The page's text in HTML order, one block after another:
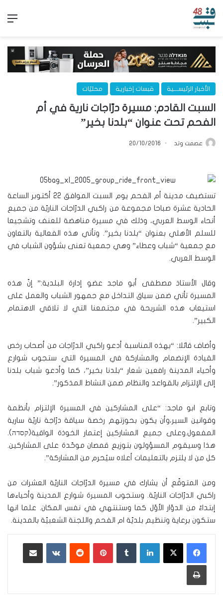
الأخبار الرئيســـية قبسات إخبارية محليّات
السبت القادم: مسيرة درّاجات نارية في أم
الفحم تحت عنوان “بلدنا بخير”
عصمت وتد 20/10/2016
تستضيف مدينة أم الفحم يوم السبت الموافق 22 أكتوبر الساعة
الحادية عشرة صباحا مجموعة من راكبي الدرّاجات الناريّة من جميع
أنحاء الوسط العربي، وذلك في مسيرة مناهضة للعنف وتشجيعا
للسلم الأهلي بعنوان “بلدنا بخير”. وتأتي هذه الفعالية بالتعاون
مع جمعية “شباب وعطاء” وهي جمعية تعنى بشؤون الشباب في
الوسط العربي.
وقال الأستاذ مصطفى أبو ماجد عضو إدارة البلدية:” إنّ هذه
المسيرة تأتي ضمن سياق التداخل مع جمهور الشباب والعمل على
استيعاب هذه الشريحة في مجتمعنا التي لا تلاقي الاهتمام
الكبير”.
وأضاف قائلا: “بهذه المناسبة أدعو راكبي الدرّاجات من أصحاب رخص
القيادة الإنضمام والمشاركة في المسيرة التي ستجوب شوارع
وأحياء المدينة رافعين شعار “بلدنا بخير”، كما وأدعو شباب بلدنا
إلى الإلتزام بالقواعد والنظام ضمن النشاط المذكور”.
وتابع ابو ماجد: “على المشاركين في المسيرة الإلتزام بأنظمة
وقوانين السير،وأن يكون بحوزتهم رخصة سياقة درّاجة ناريّة سارية
المفعول.وعلى جميع المشاركين إعتمار الخوذة الواقية(קסדה).
هذا وسيقوم المسؤولون بتوزيع قمصان موحّدة على المشاركين.
كل من لا يلتزم بالتعليمات أعلاه سيُحرم من المشاركة”.
ومن المتوقّع أن يشارك في مسيرة الدرّاجات الناريّة العشرات من
راكبي الدرّاجات الناريّة. وستجوب المسيرة شوارع المدينة وأحياءها
إبتداءً من الدوّار الأوّل كما وستنتهي في نفس المكان. علما انها
ستكون برعاية وتنظيم بلديّة ام الفحم واللجنة الشعبيّة بالمدينة.
لينكدإن بينتيريست ‏VKontakte
طباعة